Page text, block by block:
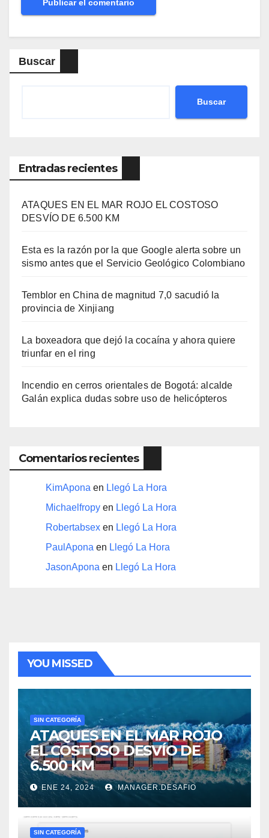
Buscar
Buscar
Entradas recientes
ATAQUES EN EL MAR ROJO EL COSTOSO
DESVÍO DE 6.500 KM
Esta es la razón por la que Google alerta sobre un
sismo antes que el Servicio Geológico Colombiano
Temblor en China de magnitud 7,0 sacudió la
provincia de Xinjiang
La boxeadora que dejó la cocaína y ahora quiere
triunfar en el ring​
Incendio en cerros orientales de Bogotá: alcalde
Galán explica dudas sobre uso de helicópteros
Comentarios recientes
KimApona en Llegó La Hora
Michaelfropy en Llegó La Hora
Robertabsex en Llegó La Hora
PaulApona en Llegó La Hora
JasonApona en Llegó La Hora
YOU MISSED
SIN CATEGORÍA
ATAQUES EN EL MAR ROJO
EL COSTOSO DESVÍO DE
6.500 KM
ENE 24, 2024 MANAGER.DESAFIO
SIN CATEGORÍA